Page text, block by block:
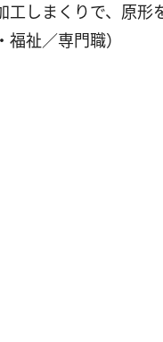
工しまくりで、原
福祉／専門職）